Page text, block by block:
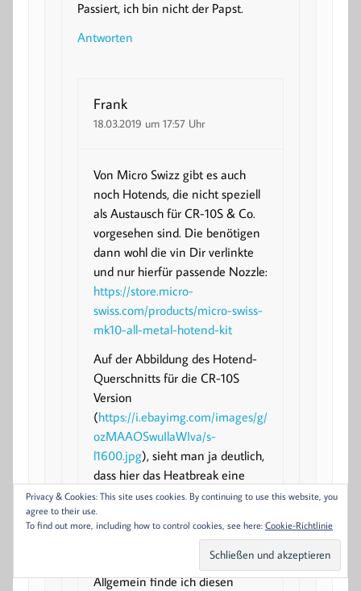
Passiert, ich bin nicht der Papst.
Antworten
Frank
18.03.2019 um 17:57 Uhr
Von Micro Swizz gibt es auch
noch Hotends, die nicht speziell
als Austausch für CR-10S & Co.
vorgesehen sind. Die benötigen
dann wohl die vin Dir verlinkte
und nur hierfür passende Nozzle:
https://store.micro-
swiss.com/products/micro-swiss-
mk10-all-metal-hotend-kit
Auf der Abbildung des Hotend-
Querschnitts für die CR-10S
Version
(https://i.ebayimg.com/images/g/
ozMAAOSwuIlaWIva/s-
l1600.jpg), sieht man ja deutlich,
dass hier das Heatbreak eine
flache Auflagefläche für die
Nozzle hat, also nicht die
trichterförmige, wie in obigem
Allgemein finde ich diesen
Privacy & Cookies: This site uses cookies. By continuing to use this website, you
agree to their use.
To find out more, including how to control cookies, see here: Cookie-Richtlinie